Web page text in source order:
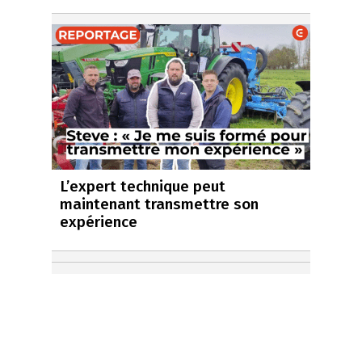
L’expert technique peut
maintenant transmettre son
expérience